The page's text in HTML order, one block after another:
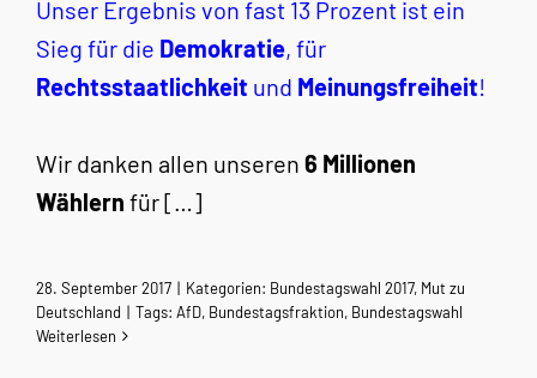
Unser Ergebnis von fast 13 Prozent ist ein
Sieg für die Demokratie, für
Rechtsstaatlichkeit und Meinungsfreiheit!
Wir danken allen unseren 6 Millionen
Wählern für […]
28. September 2017 | Kategorien: Bundestagswahl 2017, Mut zu
Deutschland | Tags: AfD, Bundestagsfraktion, Bundestagswahl
Weiterlesen